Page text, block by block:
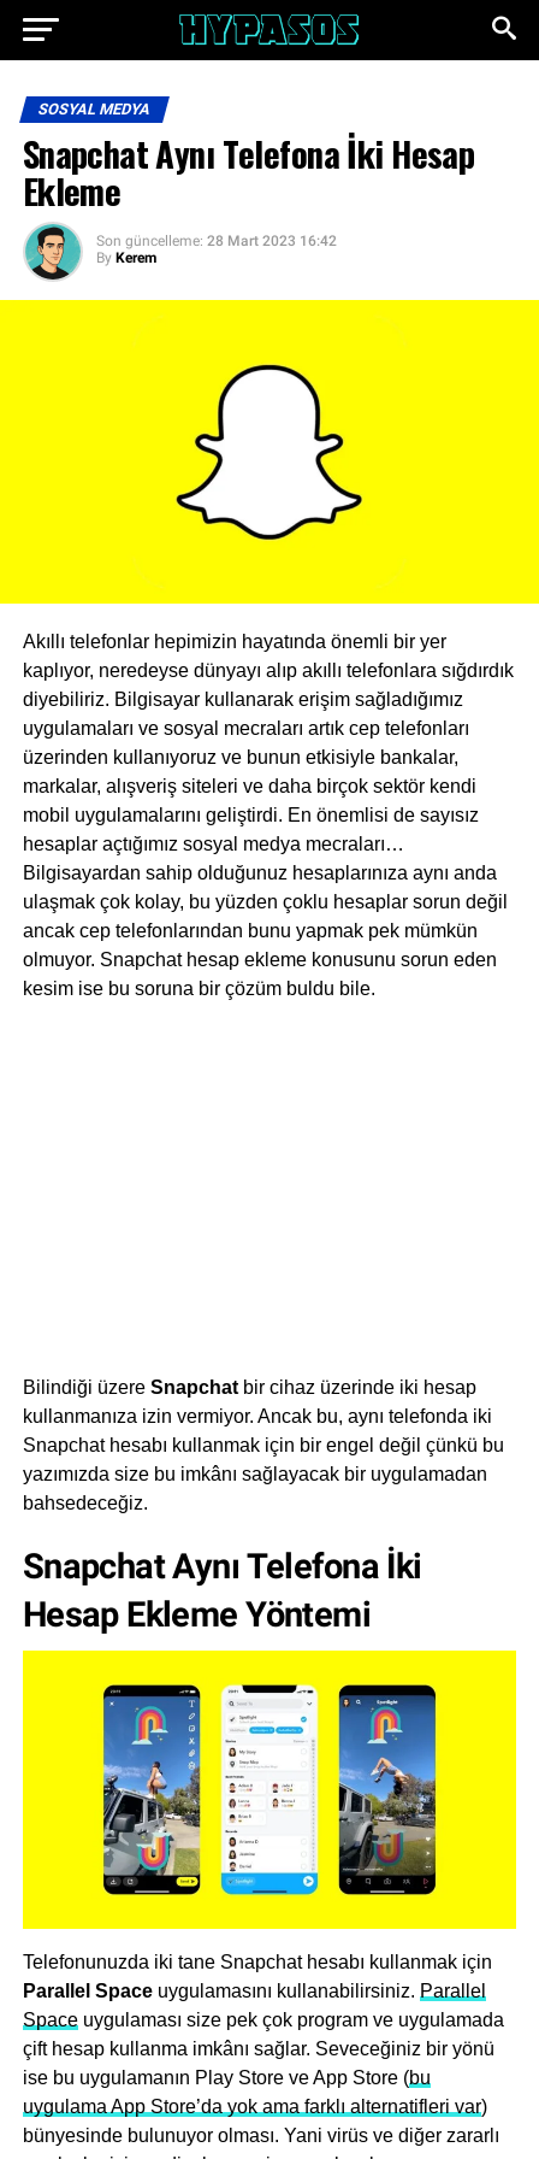
SOSYAL MEDYA
Snapchat Aynı Telefona İki Hesap
Ekleme
Son güncelleme: 28 Mart 2023 16:42
By Kerem
Akıllı telefonlar hepimizin hayatında önemli bir yer
kaplıyor, neredeyse dünyayı alıp akıllı telefonlara sığdırdık
diyebiliriz. Bilgisayar kullanarak erişim sağladığımız
uygulamaları ve sosyal mecraları artık cep telefonları
üzerinden kullanıyoruz ve bunun etkisiyle bankalar,
markalar, alışveriş siteleri ve daha birçok sektör kendi
mobil uygulamalarını geliştirdi. En önemlisi de sayısız
hesaplar açtığımız sosyal medya mecraları…
Bilgisayardan sahip olduğunuz hesaplarınıza aynı anda
ulaşmak çok kolay, bu yüzden çoklu hesaplar sorun değil
ancak cep telefonlarından bunu yapmak pek mümkün
olmuyor. Snapchat hesap ekleme konusunu sorun eden
kesim ise bu soruna bir çözüm buldu bile.
Bilindiği üzere Snapchatbir cihaz üzerinde iki hesap
kullanmanıza izin vermiyor. Ancak bu, aynı telefonda iki
Snapchat hesabı kullanmak için bir engel değil çünkü bu
yazımızda size bu imkânı sağlayacak bir uygulamadan
bahsedeceğiz.
Snapchat Aynı Telefona İki
Hesap Ekleme Yöntemi
Telefonunuzda iki tane Snapchat hesabı kullanmak için
Parallel Spaceuygulamasını kullanabilirsiniz. Parallel
Spaceuygulaması size pek çok program ve uygulamada
çift hesap kullanma imkânı sağlar. Seveceğiniz bir yönü
ise bu uygulamanın Play Store ve App Store (bu
uygulama App Store’da yok ama farklı alternatifleri var)
bünyesinde bulunuyor olması. Yani virüs ve diğer zararlı